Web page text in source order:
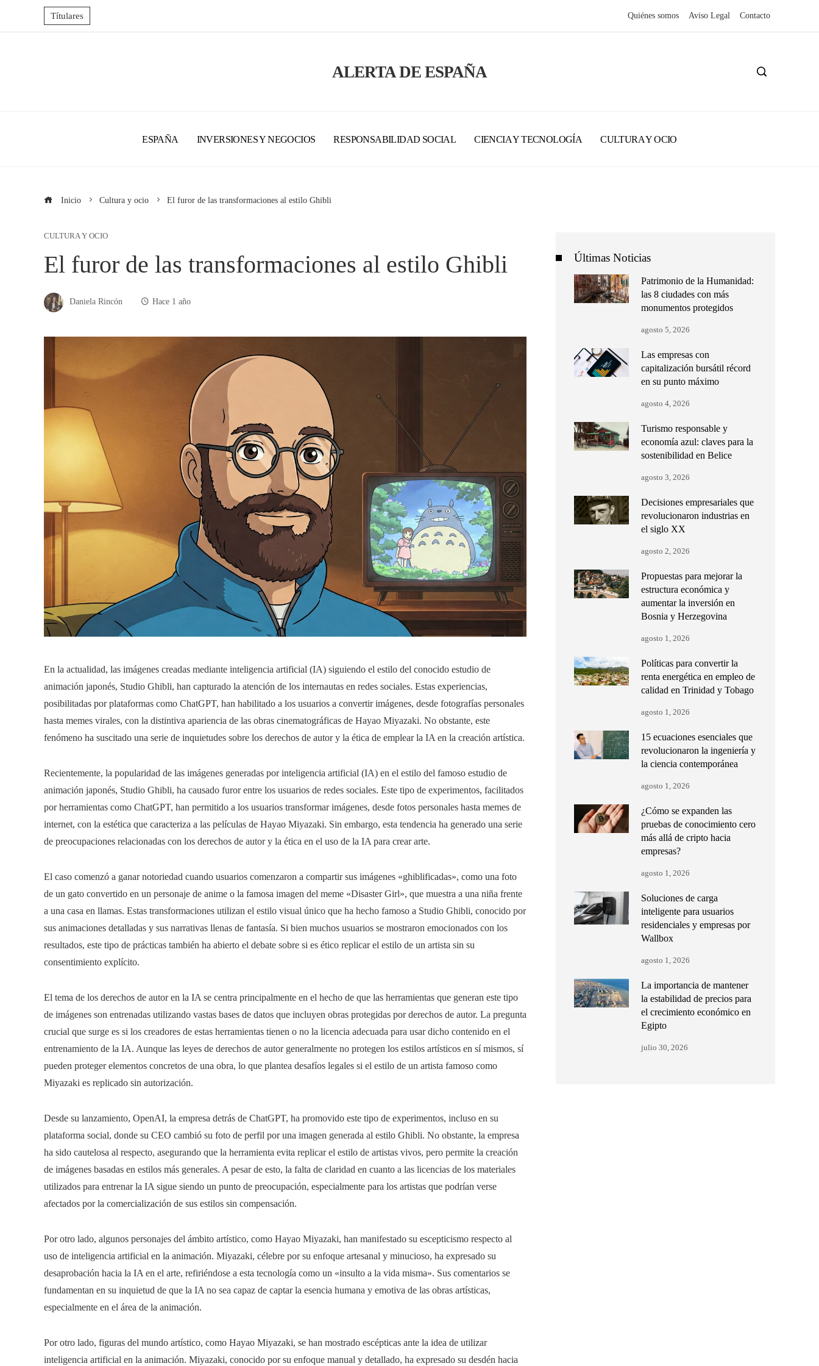
Títulares Quiénes somos Aviso Legal Contacto
ALERTA DE ESPAÑA
ESPAÑA INVERSIONES Y NEGOCIOS RESPONSABILIDAD SOCIAL CIENCIA Y TECNOLOGÍA CULTURA Y OCIO
Inicio Cultura y ocio El furor de las transformaciones al estilo Ghibli
CULTURA Y OCIO
El furor de las transformaciones al estilo Ghibli
Daniela Rincón Hace 1 año
En la actualidad, las imágenes creadas mediante inteligencia artificial (IA) siguiendo el estilo del conocido estudio de
animación japonés, Studio Ghibli, han capturado la atención de los internautas en redes sociales. Estas experiencias,
posibilitadas por plataformas como ChatGPT, han habilitado a los usuarios a convertir imágenes, desde fotografías personales
hasta memes virales, con la distintiva apariencia de las obras cinematográficas de Hayao Miyazaki. No obstante, este
fenómeno ha suscitado una serie de inquietudes sobre los derechos de autor y la ética de emplear la IA en la creación artística.
Recientemente, la popularidad de las imágenes generadas por inteligencia artificial (IA) en el estilo del famoso estudio de
animación japonés, Studio Ghibli, ha causado furor entre los usuarios de redes sociales. Este tipo de experimentos, facilitados
por herramientas como ChatGPT, han permitido a los usuarios transformar imágenes, desde fotos personales hasta memes de
internet, con la estética que caracteriza a las películas de Hayao Miyazaki. Sin embargo, esta tendencia ha generado una serie
de preocupaciones relacionadas con los derechos de autor y la ética en el uso de la IA para crear arte.
El caso comenzó a ganar notoriedad cuando usuarios comenzaron a compartir sus imágenes «ghiblificadas», como una foto
de un gato convertido en un personaje de anime o la famosa imagen del meme «Disaster Girl», que muestra a una niña frente
a una casa en llamas. Estas transformaciones utilizan el estilo visual único que ha hecho famoso a Studio Ghibli, conocido por
sus animaciones detalladas y sus narrativas llenas de fantasía. Si bien muchos usuarios se mostraron emocionados con los
resultados, este tipo de prácticas también ha abierto el debate sobre si es ético replicar el estilo de un artista sin su
consentimiento explícito.
El tema de los derechos de autor en la IA se centra principalmente en el hecho de que las herramientas que generan este tipo
de imágenes son entrenadas utilizando vastas bases de datos que incluyen obras protegidas por derechos de autor. La pregunta
crucial que surge es si los creadores de estas herramientas tienen o no la licencia adecuada para usar dicho contenido en el
entrenamiento de la IA. Aunque las leyes de derechos de autor generalmente no protegen los estilos artísticos en sí mismos, sí
pueden proteger elementos concretos de una obra, lo que plantea desafíos legales si el estilo de un artista famoso como
Miyazaki es replicado sin autorización.
Desde su lanzamiento, OpenAI, la empresa detrás de ChatGPT, ha promovido este tipo de experimentos, incluso en su
plataforma social, donde su CEO cambió su foto de perfil por una imagen generada al estilo Ghibli. No obstante, la empresa
ha sido cautelosa al respecto, asegurando que la herramienta evita replicar el estilo de artistas vivos, pero permite la creación
de imágenes basadas en estilos más generales. A pesar de esto, la falta de claridad en cuanto a las licencias de los materiales
utilizados para entrenar la IA sigue siendo un punto de preocupación, especialmente para los artistas que podrían verse
afectados por la comercialización de sus estilos sin compensación.
Por otro lado, algunos personajes del ámbito artístico, como Hayao Miyazaki, han manifestado su escepticismo respecto al
uso de inteligencia artificial en la animación. Miyazaki, célebre por su enfoque artesanal y minucioso, ha expresado su
desaprobación hacia la IA en el arte, refiriéndose a esta tecnología como un «insulto a la vida misma». Sus comentarios se
fundamentan en su inquietud de que la IA no sea capaz de captar la esencia humana y emotiva de las obras artísticas,
especialmente en el área de la animación.
Por otro lado, figuras del mundo artístico, como Hayao Miyazaki, se han mostrado escépticas ante la idea de utilizar
inteligencia artificial en la animación. Miyazaki, conocido por su enfoque manual y detallado, ha expresado su desdén hacia
Últimas Noticias
Patrimonio de la Humanidad:
las 8 ciudades con más
monumentos protegidos
agosto 5, 2026
Las empresas con
capitalización bursátil récord
en su punto máximo
agosto 4, 2026
Turismo responsable y
economía azul: claves para la
sostenibilidad en Belice
agosto 3, 2026
Decisiones empresariales que
revolucionaron industrias en
el siglo XX
agosto 2, 2026
Propuestas para mejorar la
estructura económica y
aumentar la inversión en
Bosnia y Herzegovina
agosto 1, 2026
Políticas para convertir la
renta energética en empleo de
calidad en Trinidad y Tobago
agosto 1, 2026
15 ecuaciones esenciales que
revolucionaron la ingeniería y
la ciencia contemporánea
agosto 1, 2026
¿Cómo se expanden las
pruebas de conocimiento cero
más allá de cripto hacia
empresas?
agosto 1, 2026
Soluciones de carga
inteligente para usuarios
residenciales y empresas por
Wallbox
agosto 1, 2026
La importancia de mantener
la estabilidad de precios para
el crecimiento económico en
Egipto
julio 30, 2026